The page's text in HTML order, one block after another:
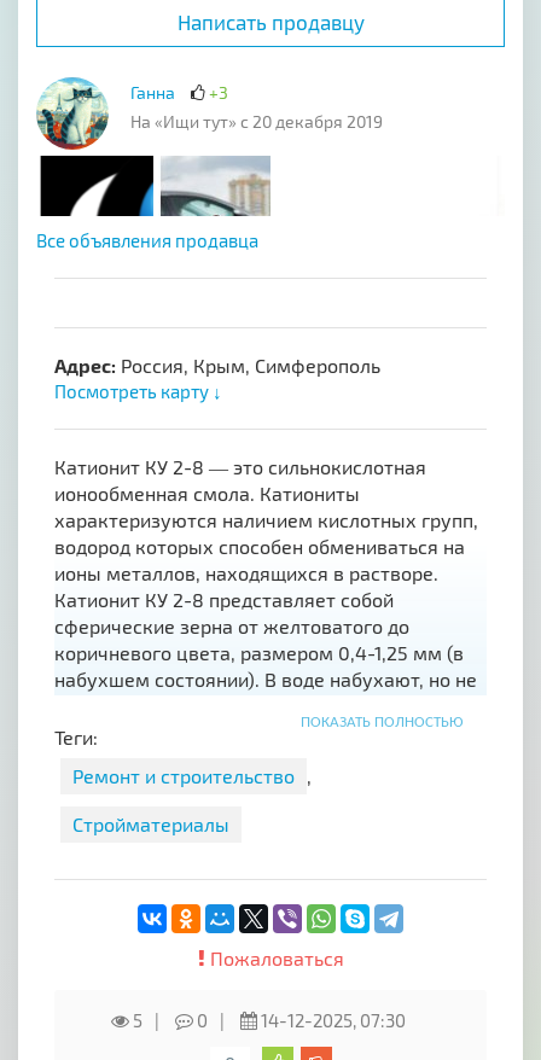
Написать продавцу
Ганна
+3
На «Ищи тут» с 20 декабря 2019
Все объявления продавца
Адрес: Россия, Крым, Симферополь
Посмотреть карту ↓
Катионит КУ 2-8 ― это сильнокислотная
ионообменная смола. Катиониты
характеризуются наличием кислотных групп,
водород которых способен обмениваться на
ионы металлов, находящихся в растворе.
Катионит КУ 2-8 представляет собой
сферические зерна от желтоватого до
коричневого цвета, размером 0,4-1,25 мм (в
набухшем состоянии). В воде набухают, но не
невзрывоопасный, неядовитый материал.
Область применения катионита КУ 2-8 ЧС
котельных в качестве универсального
сточных вод;
ПОКАЗАТЬ ПОЛНОСТЬЮ
Теги:
Ремонт и строительство ,
Стройматериалы
Пожаловаться
5 0
14-12-2025, 07:30